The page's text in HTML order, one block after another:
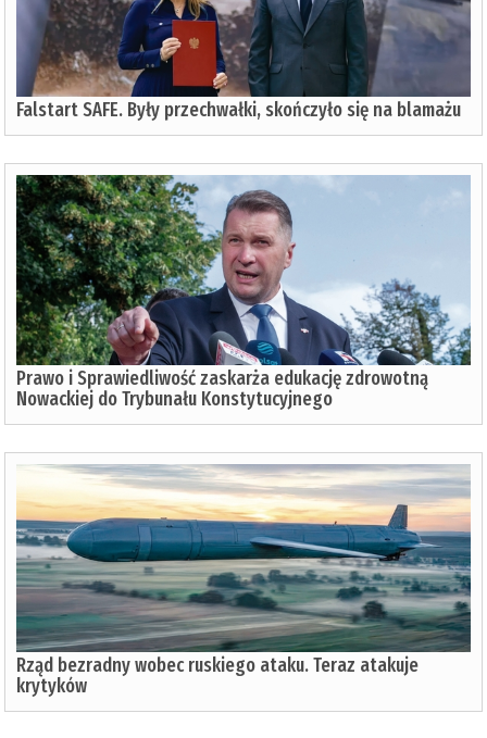
Falstart SAFE. Były przechwałki, skończyło się na blamażu
Prawo i Sprawiedliwość zaskarża edukację zdrowotną
Nowackiej do Trybunału Konstytucyjnego
Rząd bezradny wobec ruskiego ataku. Teraz atakuje
krytyków